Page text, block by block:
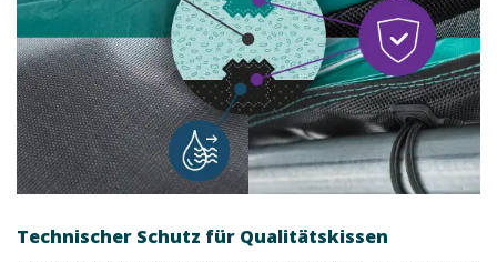
Technischer Schutz für Qualitätskissen